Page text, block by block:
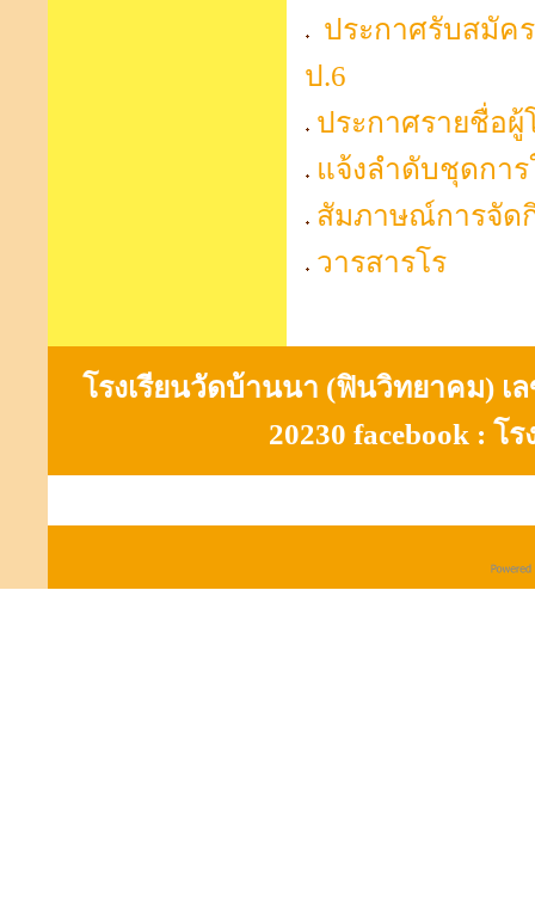
ประกาศรับสมัค
ป.6
ประกาศรายชื่อผู้
แจ้งลำดับชุดกา
สัมภาษณ์การจัดกิ
วารสารโร
โรงเรียนวัดบ้านนา (ฟินวิทยาคม) เ
20230 facebook :